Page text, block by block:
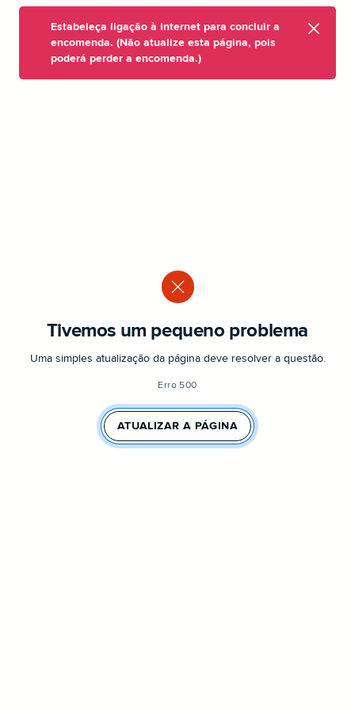
Estabeleça ligação à Internet para concluir a
encomenda. (Não atualize esta página, pois
poderá perder a encomenda.)
Tivemos um pequeno problema
Uma simples atualização da página deve resolver a questão.
Erro 500
ATUALIZAR A PÁGINA